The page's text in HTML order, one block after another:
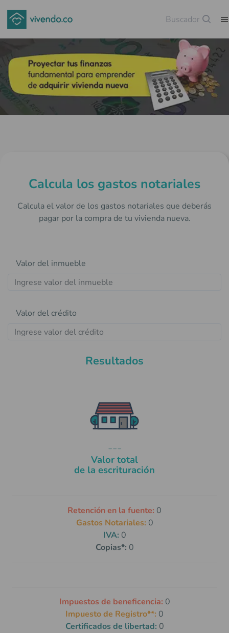
Buscador
Calcula los gastos notariales
Calcula el valor de los gastos notariales que deberás
pagar por la compra de tu vivienda nueva.
Valor del inmueble
Valor del crédito
Resultados
---
Valor total
de la escrituración
Retención en la fuente: 0
Gastos Notariales: 0
IVA: 0
Copias*: 0
Impuestos de beneficencia: 0
Impuesto de Registro**: 0
Certificados de libertad: 0
Guardar